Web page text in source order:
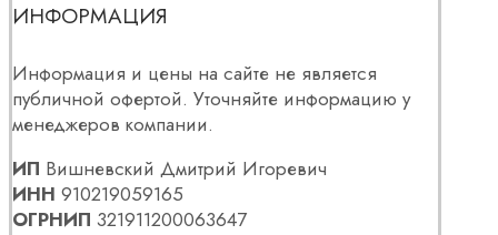
ИНФОРМАЦИЯ
Информация и цены на сайте не является
публичной офертой. Уточняйте информацию у
менеджеров компании.
ИП Вишневский Дмитрий Игоревич
ИНН 910219059165
ОГРНИП 321911200063647